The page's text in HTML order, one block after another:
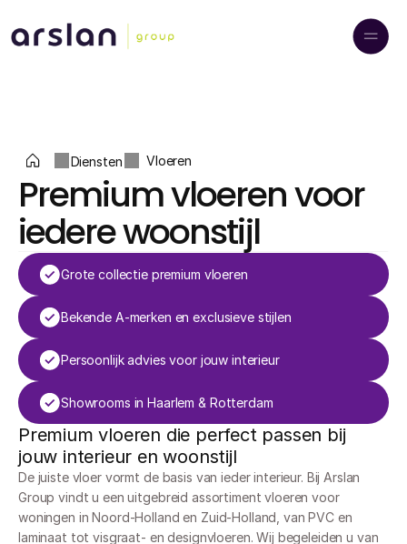
Diensten Vloeren
Premium vloeren voor
iedere woonstijl
Grote collectie premium vloeren
Bekende A-merken en exclusieve stijlen
Persoonlijk advies voor jouw interieur
Showrooms in Haarlem & Rotterdam
Premium vloeren die perfect passen bij
jouw interieur en woonstijl
De juiste vloer vormt de basis van ieder interieur. Bij Arslan
Group vindt u een uitgebreid assortiment vloeren voor
woningen in Noord-Holland en Zuid-Holland, van PVC en
laminaat tot visgraat- en designvloeren. Wij begeleiden u van